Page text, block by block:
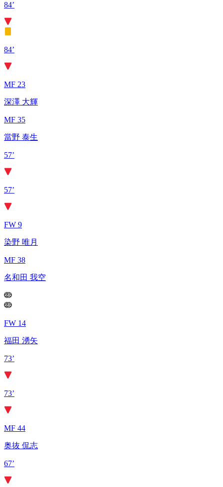
84’
84’
MF 23
深澤 大輝
MF 35
當野 泰生
57’
57’
FW 9
染野 唯月
MF 38
名和田 我空
FW 14
福田 湧矢
73’
73’
MF 44
奥抜 侃志
67’